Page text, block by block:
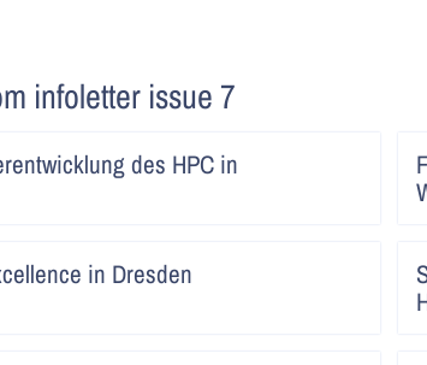
infoletter issue 7
des HPC in
in Dresden